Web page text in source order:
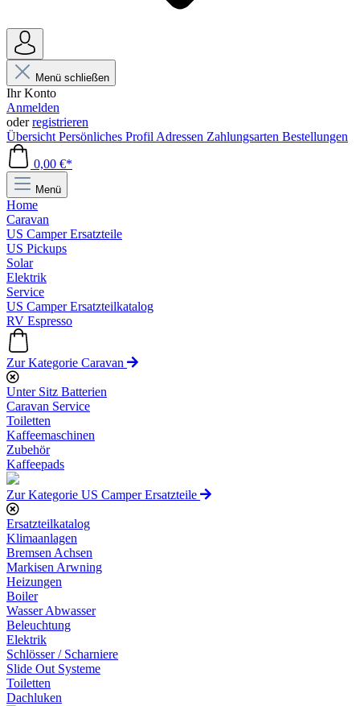
Menü schließen
Ihr Konto
Anmelden
oderregistrieren
Übersicht Persönliches Profil Adressen Zahlungsarten Bestellungen
0,00 €*
Menü
Home
Caravan
US Camper Ersatzteile
US Pickups
Solar
Elektrik
Service
US Camper Ersatzteilkatalog
RV Espresso
Zur Kategorie Caravan
Unter Sitz Batterien
Caravan Service
Toiletten
Kaffeemaschinen
Zubehör
Kaffeepads
Zur Kategorie US Camper Ersatzteile
Ersatzteilkatalog
Klimaanlagen
Bremsen Achsen
Markisen Arwning
Heizungen
Boiler
Wasser Abwasser
Beleuchtung
Elektrik
Schlösser / Scharniere
Slide Out Systeme
Toiletten
Dachluken